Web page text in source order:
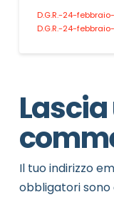
D.G.R.-24-
D.G.R.-24-
Il tuo indirizzo
obbligatori